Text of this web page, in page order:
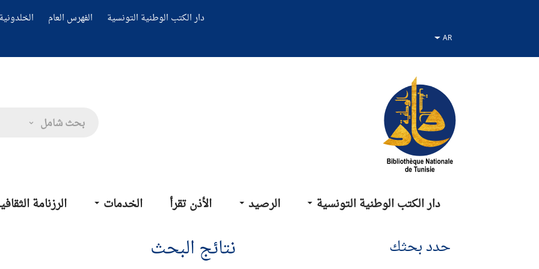
دار الكتب الوطنية التونسية الفهرس العام
بحث شامل
دار الكتب الوطنية التونسية الرصيد الأذن تقرأ الخدمات الرزنامة
نتائج البحث حدد بحثك